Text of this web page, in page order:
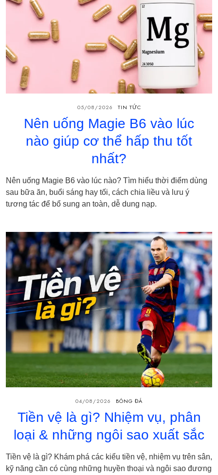
05/08/2026 TIN TỨC
Nên uống Magie B6 vào lúc
nào giúp cơ thể hấp thu tốt
nhất?
Nên uống Magie B6 vào lúc nào? Tìm hiểu thời điểm dùng
sau bữa ăn, buổi sáng hay tối, cách chia liều và lưu ý
tương tác để bổ sung an toàn, dễ dung nạp.
04/08/2026 BÓNG ĐÁ
Tiền vệ là gì? Nhiệm vụ, phân
loại & những ngôi sao xuất sắc
Tiền vệ là gì? Khám phá các kiểu tiền vệ, nhiệm vụ trên sân,
kỹ năng cần có cùng những huyền thoại và ngôi sao đương